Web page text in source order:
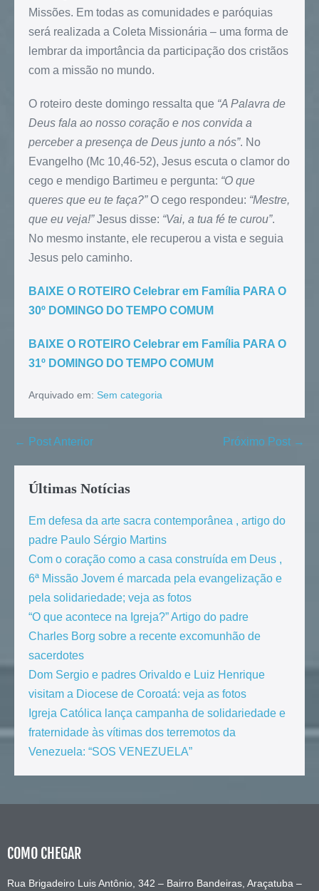
Missões. Em todas as comunidades e paróquias
será realizada a Coleta Missionária – uma forma de
lembrar da importância da participação dos cristãos
com a missão no mundo.
O roteiro deste domingo ressalta que “A Palavra de
Deus fala ao nosso coração e nos convida a
perceber a presença de Deus junto a nós”. No
Evangelho (Mc 10,46-52), Jesus escuta o clamor do
cego e mendigo Bartimeu e pergunta: “O que
queres que eu te faça?”O cego respondeu: “Mestre,
que eu veja!”Jesus disse: “Vai, a tua fé te curou”.
No mesmo instante, ele recuperou a vista e seguia
Jesus pelo caminho.
BAIXE O ROTEIRO Celebrar em Família PARA O
30º DOMINGO DO TEMPO COMUM
BAIXE O ROTEIRO Celebrar em Família PARA O
31º DOMINGO DO TEMPO COMUM
Arquivado em: Sem categoria
← Post Anterior Próximo Post →
Últimas Notícias
Em defesa da arte sacra contemporânea , artigo do
padre Paulo Sérgio Martins
Com o coração como a casa construída em Deus ,
6ª Missão Jovem é marcada pela evangelização e
pela solidariedade; veja as fotos
“O que acontece na Igreja?” Artigo do padre
Charles Borg sobre a recente excomunhão de
sacerdotes
Dom Sergio e padres Orivaldo e Luiz Henrique
visitam a Diocese de Coroatá: veja as fotos
Igreja Católica lança campanha de solidariedade e
fraternidade às vítimas dos terremotos da
Venezuela: “SOS VENEZUELA”
COMO CHEGAR
Rua Brigadeiro Luis Antônio, 342 – Bairro Bandeiras, Araçatuba –